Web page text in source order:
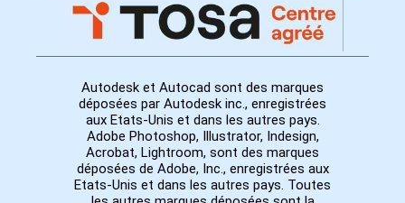
Autodesk et Autocad sont des marques
déposées par Autodesk inc., enregistrées
aux Etats-Unis et dans les autres pays.
Adobe Photoshop, Illustrator, Indesign,
Acrobat, Lightroom, sont des marques
déposées de Adobe, Inc., enregistrées aux
Etats-Unis et dans les autres pays. Toutes